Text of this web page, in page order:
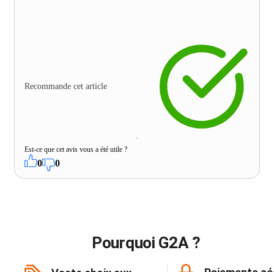
Recommande cet article
Est-ce que cet avis vous a été utile ?
0 0
Pourquoi G2A ?